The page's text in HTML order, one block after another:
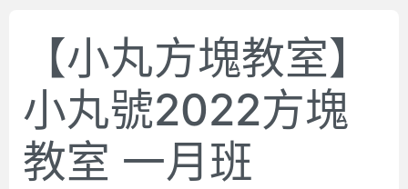
【小丸方塊教室】
小丸號2022方塊
教室 一月班